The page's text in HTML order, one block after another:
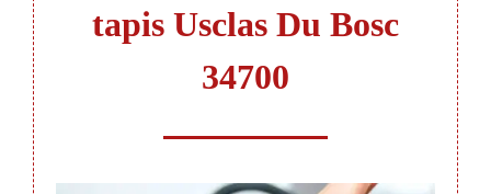
tapis Usclas Du Bosc
34700